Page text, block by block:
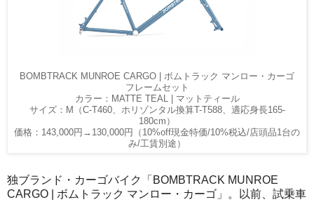
BOMBTRACK MUNROE CARGO | ボムトラック マンロー・カーゴ
フレームセット
カラー：MATTE TEAL | マットティール
サイズ：M（C-T460、ホリゾンタル換算T-T588、適応身長165-
180cm）
価格：143,000円→130,000円（10%off現金特価/10%税込/店頭品1台の
み/工賃別途）
独ブランド・カーゴバイク「BOMBTRACK MUNROE
CARGO | ボムトラック マンロー・カーゴ」。以前、試乗車